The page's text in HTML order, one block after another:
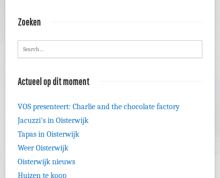
Zoeken
Actueel op dit moment
VOS presenteert: Charlie and the chocolate factory
Jacuzzi's in Oisterwijk
Tapas in Oisterwijk
Weer Oisterwijk
Oisterwijk nieuws
Huizen te koop